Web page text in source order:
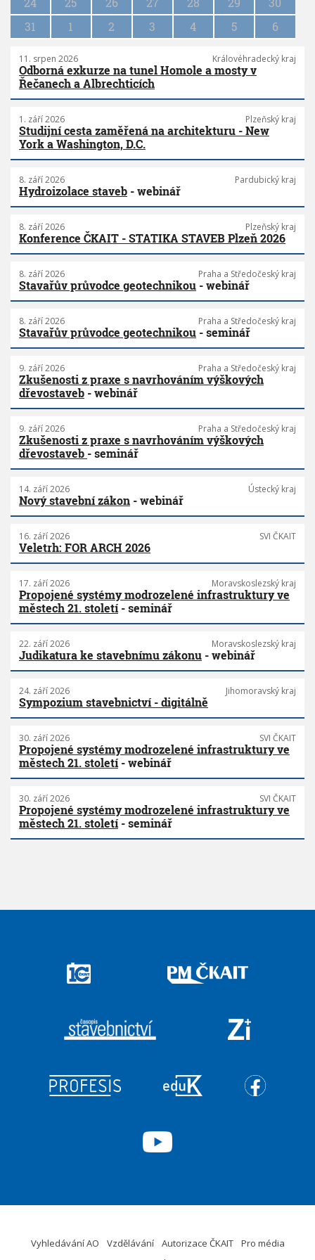
31
1 2 3 4 5 6
11. srpen 2026 Královéhradecký kraj
Odborná exkurze na tunel Homole a mosty v
Řečanech a Albrechticích
1. září 2026 Plzeňský kraj
Studijní cesta zaměřená na architekturu - New
York a Washington, D.C.
8. září 2026 Pardubický kraj
Hydroizolace staveb - webinář
8. září 2026 Plzeňský kraj
Konference ČKAIT - STATIKA STAVEB Plzeň 2026
8. září 2026 Praha a Středočeský kraj
Stavařův průvodce geotechnikou - webinář
8. září 2026 Praha a Středočeský kraj
Stavařův průvodce geotechnikou - seminář
9. září 2026 Praha a Středočeský kraj
Zkušenosti z praxe s navrhováním výškových
dřevostaveb - webinář
9. září 2026 Praha a Středočeský kraj
Zkušenosti z praxe s navrhováním výškových
dřevostaveb - seminář
14. září 2026 Ústecký kraj
Nový stavební zákon - webinář
16. září 2026 SVI ČKAIT
Veletrh: FOR ARCH 2026
17. září 2026 Moravskoslezský kraj
Propojené systémy modrozelené infrastruktury ve
městech 21. století - seminář
22. září 2026 Moravskoslezský kraj
Judikatura ke stavebnímu zákonu - webinář
24. září 2026 Jihomoravský kraj
Sympozium stavebnictví - digitálně
30. září 2026 SVI ČKAIT
Propojené systémy modrozelené infrastruktury ve
městech 21. století - webinář
30. září 2026 SVI ČKAIT
Propojené systémy modrozelené infrastruktury ve
městech 21. století - seminář
Vyhledávání AO Vzdělávání Autorizace ČKAIT
Pro média